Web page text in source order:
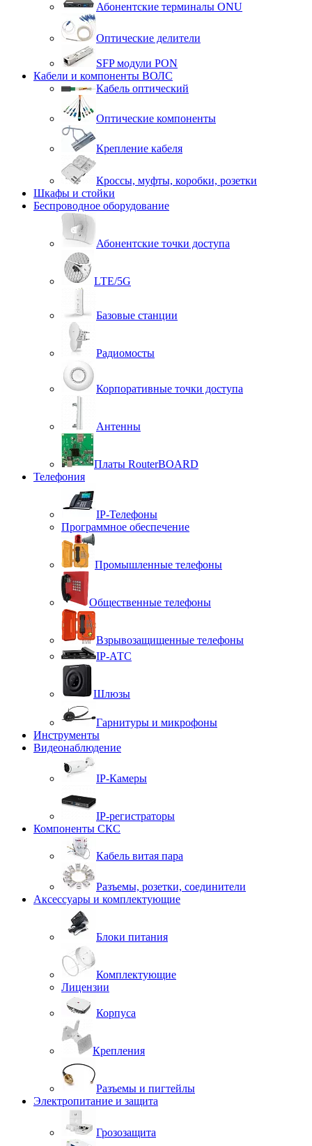
Абонентские терминалы ONU
Оптические делители
SFP модули PON
Кабели и компоненты ВОЛС
Кабель оптический
Оптические компоненты
Крепление кабеля
Кроссы, муфты, коробки, розетки
Шкафы и стойки
Беспроводное оборудование
Абонентские точки доступа
LTE/5G
Базовые станции
Радиомосты
Корпоративные точки доступа
Антенны
Платы RouterBOARD
Телефония
IP-Телефоны
Программное обеспечение
Промышленные телефоны
Общественные телефоны
Взрывозащищенные телефоны
IP-АТС
Шлюзы
Гарнитуры и микрофоны
Инструменты
Видеонаблюдение
IP-Камеры
IP-регистраторы
Компоненты СКС
Кабель витая пара
Разъемы, розетки, соединители
Аксессуары и комплектующие
Блоки питания
Комплектующие
Лицензии
Корпуса
Крепления
Разъемы и пигтейлы
Электропитание и защита
Грозозащита